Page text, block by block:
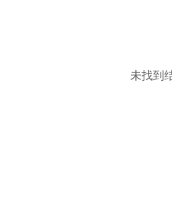
未找到